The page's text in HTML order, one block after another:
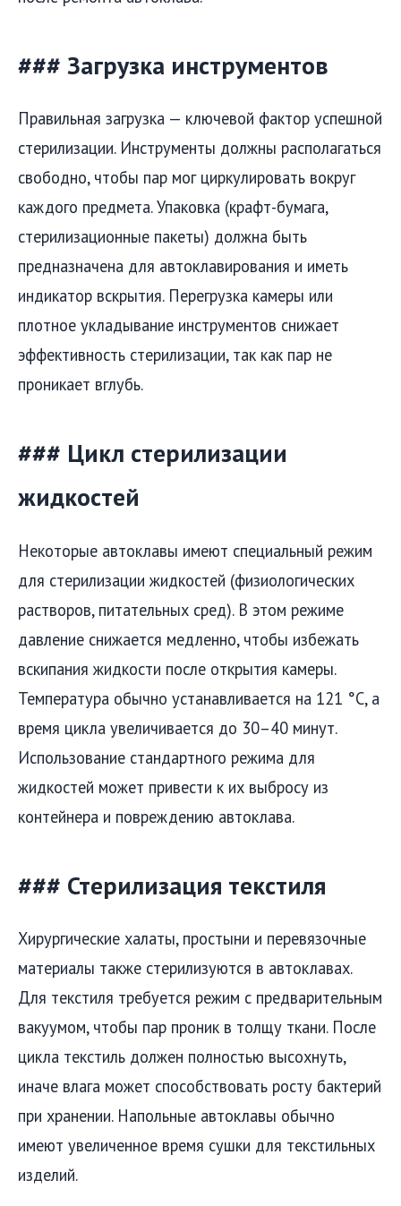
### Загрузка инструментов
Правильная загрузка — ключевой фактор успешной
стерилизации. Инструменты должны располагаться
свободно, чтобы пар мог циркулировать вокруг
каждого предмета. Упаковка (крафт-бумага,
стерилизационные пакеты) должна быть
предназначена для автоклавирования и иметь
индикатор вскрытия. Перегрузка камеры или
плотное укладывание инструментов снижает
эффективность стерилизации, так как пар не
проникает вглубь.
### Цикл стерилизации
жидкостей
Некоторые автоклавы имеют специальный режим
для стерилизации жидкостей (физиологических
растворов, питательных сред). В этом режиме
давление снижается медленно, чтобы избежать
вскипания жидкости после открытия камеры.
Температура обычно устанавливается на 121 °C, а
время цикла увеличивается до 30–40 минут.
Использование стандартного режима для
жидкостей может привести к их выбросу из
контейнера и повреждению автоклава.
### Стерилизация текстиля
Хирургические халаты, простыни и перевязочные
материалы также стерилизуются в автоклавах.
Для текстиля требуется режим с предварительным
вакуумом, чтобы пар проник в толщу ткани. После
цикла текстиль должен полностью высохнуть,
иначе влага может способствовать росту бактерий
при хранении. Напольные автоклавы обычно
имеют увеличенное время сушки для текстильных
изделий.